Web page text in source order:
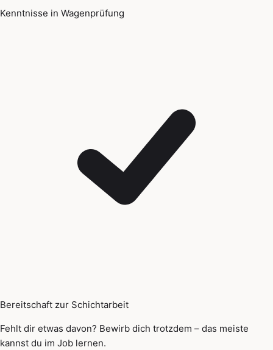
Kenntnisse in Wagenprüfung
Bereitschaft zur Schichtarbeit
Fehlt dir etwas davon? Bewirb dich trotzdem – das meiste
kannst du im Job lernen.